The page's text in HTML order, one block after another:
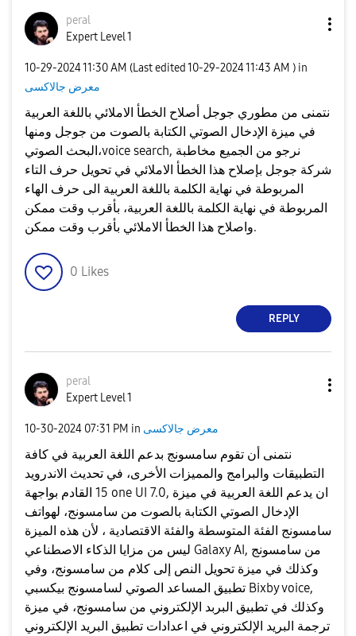
peral
Expert Level 1
‎10-29-202411:30 AM (Last edited ‎10-29-202411:43 AM ) in
معرض جالاكسى
نتمنى من مطوري جوجل أصلاح الخطأ الاملائي باللغة العربية
في ميزة الإدخال الصوتي الكتابة بالصوت من جوجل ومنها
البحث الصوتي،voice search, نرجو من الجميع مخاطبة
شركة جوجل بإصلاح هذا الخطأ الاملائي في تحويل حرف التاء
المربوطة في نهاية الكلمة باللغة العربية الى حرف الهاء
المربوطة في نهاية الكلمة باللغة العربية، بأقرب وقت ممكن
واصلاح هذا الخطأ الاملائي بأقرب وقت ممكن.
0 Likes
REPLY
peral
Expert Level 1
‎10-30-2024 07:31 PM in معرض جالاكسى
نتمنى أن تقوم سامسونج بدعم اللغة العربية في كافة
التطبيقات والبرامج والمميزات الأخرى، في تحديث الاندرويد
15 القادم بواجهة one UI 7.0, ان يدعم اللغة العربية في ميزة
الإدخال الصوتي الكتابة بالصوت من سامسونج، لهواتف
سامسونج الفئة المتوسطة والفئة الاقتصادية ، لأن هذه الميزة
ليس من مزايا الذكاء الاصطناعي Galaxy AI, من سامسونج
وكذلك في ميزة تحويل النص إلى كلام من سامسونج، وفي
تطبيق المساعد الصوتي لسامسونج بيكسبي Bixby voice,
وكذلك في تطبيق البربد الإلكتروني من سامسونج، في ميزة
ترجمة البريد الإلكتروني في اعدادات تطبيق البريد الإلكتروني